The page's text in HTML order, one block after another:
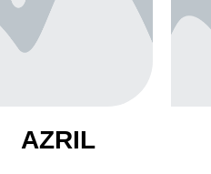
AZRIL